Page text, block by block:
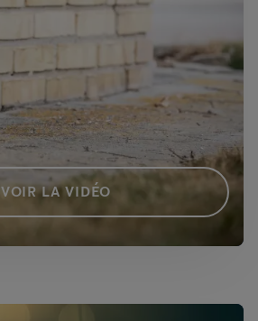
VOIR LA VIDÉO